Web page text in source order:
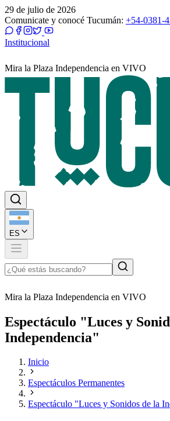
29 de julio de 2026
Comunicate y conocé Tucumán: +54-0381-
Institucional
Mira la Plaza Independencia en VIVO
ES
Mira la Plaza Independencia en VIVO
Espectáculo "Luces y
Independencia"
Inicio
Espectáculos Permanentes
Espectáculo "Luces y Sonidos de la